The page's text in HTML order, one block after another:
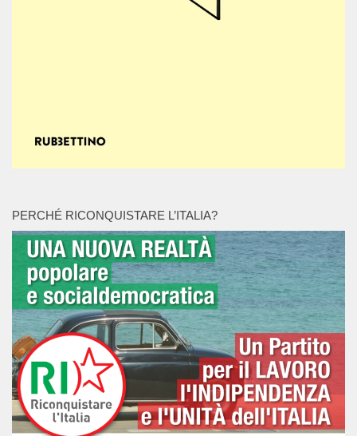
PERCHÉ RICONQUISTARE L’ITALIA?